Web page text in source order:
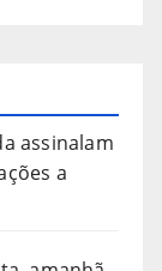
assinalam
a